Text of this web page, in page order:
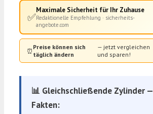
✅
Maximale Sicherheit für Ihr Zuhause
Redaktionelle Empfehlung · sicherheits-
angebote.com
⏰ Preise können sich
täglich ändern
— jetzt vergleichen
und sparen!
📊 Gleichschließende Zylinder —
Fakten: